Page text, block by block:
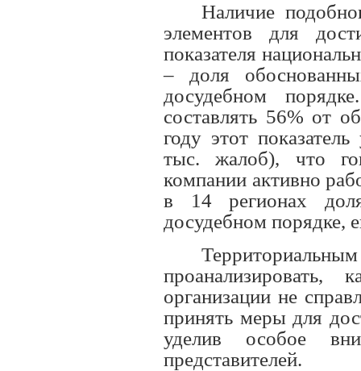
Наличие
элементов для
показателя
– доля
досудебном
составлять 56% от
году этот
тыс. жалоб), что
компании активно
в 14 регионах
досудебном порядке,
проанализировать,
организации не
принять меры для
уделив особое
представителей.